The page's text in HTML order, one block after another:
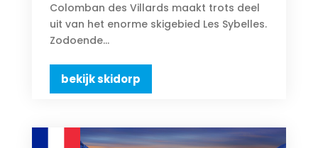
Colomban des Villards maakt trots deel
uit van het enorme skigebied Les Sybelles.
Zodoende...
bekijk skidorp